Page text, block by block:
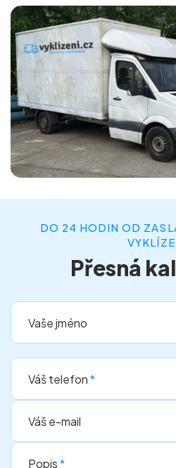
DO 24 HODIN OD
Přesná
Vaše jméno
Váš telefon*
Váš e-mail
Popis*